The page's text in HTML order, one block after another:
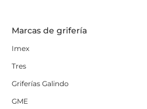
Marcas de grifería
Imex
Tres
Griferías Galindo
GME